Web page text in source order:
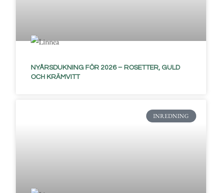
NYÅRSDUKNING FÖR 2026 – ROSETTER, GULD
OCH KRÄMVITT
INREDNING